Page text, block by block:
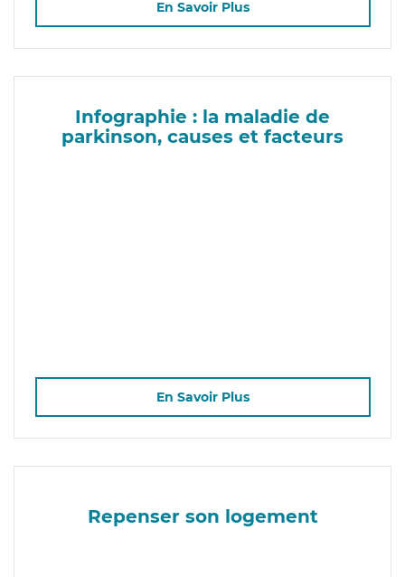
En Savoir Plus
Infographie : la maladie de
parkinson, causes et facteurs
En Savoir Plus
Repenser son logement